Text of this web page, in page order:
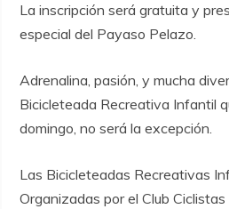
La inscripción será gratuita y
especial del Payaso Pelazo.
Adrenalina, pasión, y mucha
Bicicleteada Recreativa Infantil
domingo, no será la excepción.
Las Bicicleteadas Recreativas
Organizadas por el Club